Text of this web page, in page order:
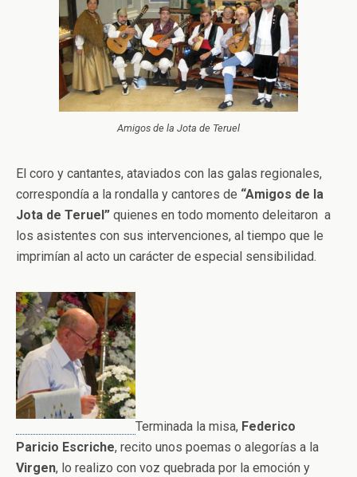
Amigos de la Jota de Teruel
El coro y cantantes, ataviados con las galas regionales,
correspondía a la rondalla y cantores de “Amigos de la
Jota de Teruel” quienes en todo momento deleitaron a
los asistentes con sus intervenciones, al tiempo que le
imprimían al acto un carácter de especial sensibilidad.
Terminada la misa, Federico
Paricio Escriche, recito unos poemas o alegorías a la
Virgen, lo realizo con voz quebrada por la emoción y